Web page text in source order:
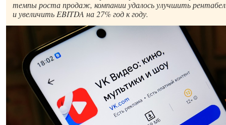
темпы роста продаж, компании удалось улучшить
и увеличить EBITDA на 27% год к году.